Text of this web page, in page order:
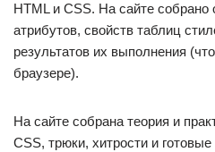
HTML и CSS. На сайте собрано
атрибутов, свойств таблиц
результатов их выполнения
браузере).
На сайте собрана теория и
CSS, трюки, хитрости и